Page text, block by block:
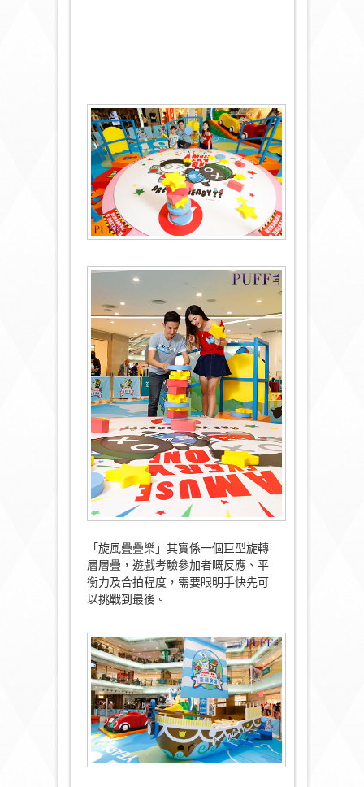
「旋風疊疊樂」其實係一個巨型旋轉
層層疊，遊戲考驗參加者嘅反應、平
衡力及合拍程度，需要眼明手快先可
以挑戰到最後。